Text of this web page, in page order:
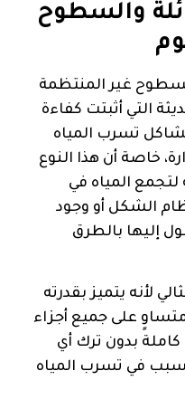
والسطوح
غير المنتظمة
التي أثبتت كفاءة
تسرب المياه
خاصة أن هذا النوع
المياه في
الشكل أو وجود
إليها بالطرق
لأنه يتميز بقدرته
على جميع أجزاء
بدون ترك أي
في تسرب المياه